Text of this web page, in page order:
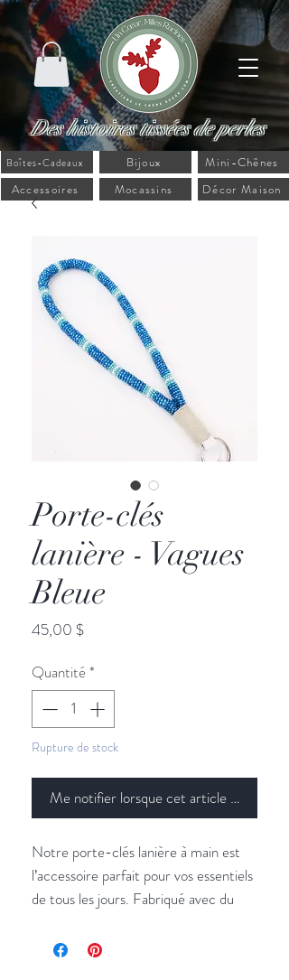
Des histoires tissées de perles
Décor Maison
Bijoux
Accessoires
Mocassins
Mini-Chênes
Boîtes-Cadeaux
Porte-clés
lanière - Vagues
Bleue
45,00 $Prix
Quantité*
Rupture de stock
Me notifier lorsque cet article est
Notre porte-clés lanière à main est
l’accessoire parfait pour vos essentiels
de tous les jours. Fabriqué avec du
porte-clés se démarque par son